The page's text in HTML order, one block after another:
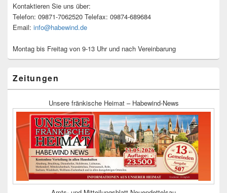
Kontaktieren Sie uns über:
Telefon: 09871-7062520 Telefax: 09874-689684
Email: info@habewind.de
Montag bis Freitag von 9-13 Uhr und nach Vereinbarung
Zeitungen
Unsere fränkische Heimat – Habewind-News